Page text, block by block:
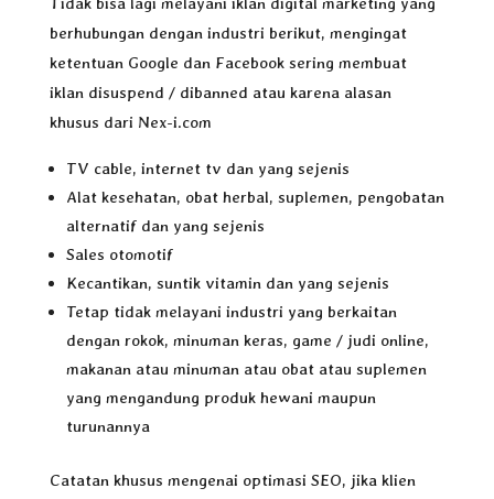
berhubungan dengan industri berikut, mengingat
ketentuan Google dan Facebook sering membuat
iklan disuspend / dibanned atau karena alasan
khusus dari Nex-i.com
TV cable, internet tv dan yang sejenis
Alat kesehatan, obat herbal, suplemen, pengobatan
alternatif dan yang sejenis
Sales otomotif
Kecantikan, suntik vitamin dan yang sejenis
Tetap tidak melayani industri yang berkaitan
dengan rokok, minuman keras, game / judi online,
makanan atau minuman atau obat atau suplemen
yang mengandung produk hewani maupun
turunannya
Catatan khusus mengenai optimasi SEO, jika klien